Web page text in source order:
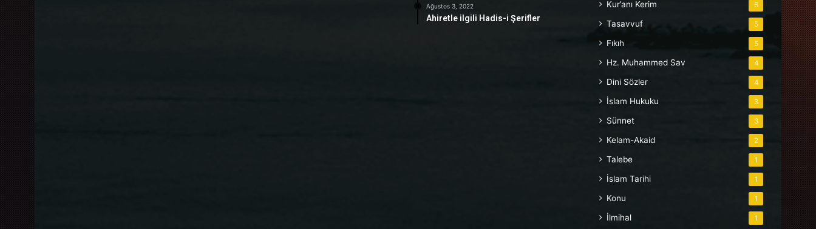
Ağustos 3, 2022
Ahiretle ilgili Hadis-i Şerifler
Kur’anı Kerim 6
Tasavvuf 5
Fıkıh 5
Hz. Muhammed Sav 4
Dini Sözler 4
İslam Hukuku 3
Sünnet 3
Kelam-Akaid 2
Talebe 1
İslam Tarihi 1
Konu 1
İlmihal 1